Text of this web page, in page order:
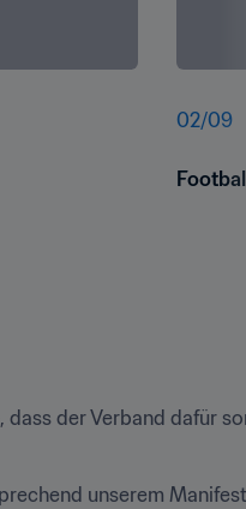
02/09
der Verband dafür
unserem